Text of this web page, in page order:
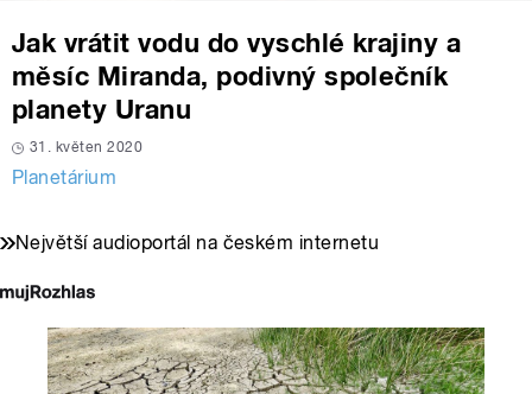
Jak vrátit vodu do vyschlé krajiny a
měsíc Miranda, podivný společník
planety Uranu
31. květen 2020
Planetárium
Největší audioportál na českém internetu